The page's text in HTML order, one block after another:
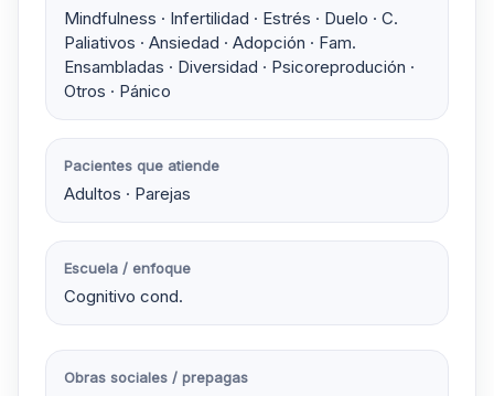
Mindfulness · Infertilidad · Estrés · Duelo · C.
Paliativos · Ansiedad · Adopción · Fam.
Ensambladas · Diversidad · Psicoreprodución ·
Otros · Pánico
Pacientes que atiende
Adultos · Parejas
Escuela / enfoque
Cognitivo cond.
Obras sociales / prepagas